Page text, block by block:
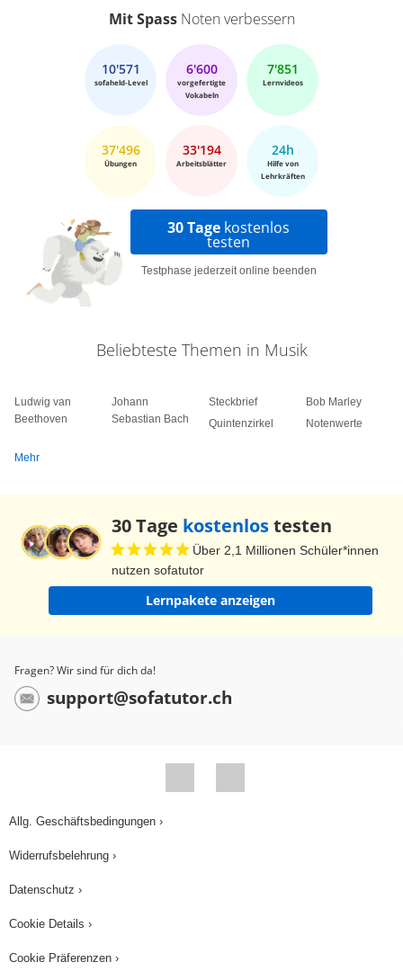
Mit SpassNoten verbessern
10'571
sofaheld-Level
6'600
vorgefertigte
Vokabeln
7'851
Lernvideos
37'496
Übungen
33'194
Arbeitsblätter
24h
Hilfe von
Lehrkräften
30 Tage kostenlos
testen
Testphase jederzeit online beenden
Beliebteste Themen in Musik
Ludwig van
Beethoven
Johann
Sebastian Bach
Steckbrief
Quintenzirkel
Bob Marley
Notenwerte
Mehr
30 Tage kostenlostesten
Über 2,1 Millionen Schüler*innen
nutzen sofatutor
Lernpakete anzeigen
Fragen? Wir sind für dich da!
support@sofatutor.ch
Allg. Geschäftsbedingungen ›
Widerrufsbelehrung ›
Datenschutz ›
Cookie Details ›
Cookie Präferenzen ›